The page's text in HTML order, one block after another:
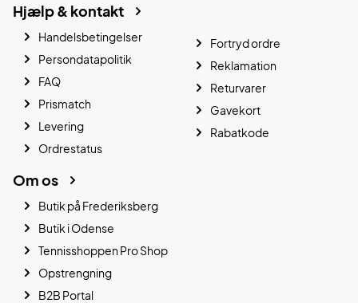
Hjælp & kontakt
Handelsbetingelser
Persondatapolitik
FAQ
Prismatch
Levering
Ordrestatus
Fortryd ordre
Reklamation
Returvarer
Gavekort
Rabatkode
Om os
Butik på Frederiksberg
Butik i Odense
Tennisshoppen Pro Shop
Opstrengning
B2B Portal